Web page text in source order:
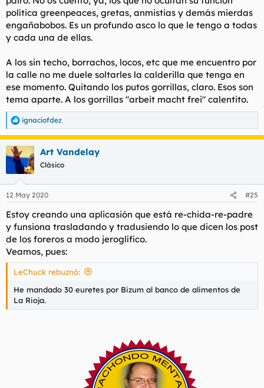
política greenpeaces, gretas, anmistias y demás mierdas
engañabobos. Es un profundo asco lo que le tengo a todas
y cada una de ellas.
A los sin techo, borrachos, locos, etc que me encuentro por
la calle no me duele soltarles la calderilla que tenga en
ese momento. Quitando los putos gorrillas, claro. Esos son
tema aparte. A los gorrillas "arbeit macht frei" calentito.
R
e
a
c
c
e
:
ignaciofdez
Art Vandelay
Clásico
12 May 2020 #25
Estoy creando una aplicasión que está re-chida-re-padre
y funsiona trasladando y tradusiendo lo que dicen los post
de los foreros a modo jeroglífico.
Veamos, pues:
LeChuck rebuznó:
He mandado 30 euretes por Bizum al banco de alimentos de
La Rioja.